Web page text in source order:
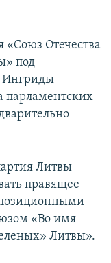
«Союз Отечества
под
Ингриды
парламентских
Литвы
правящее
«Во имя
Литвы».